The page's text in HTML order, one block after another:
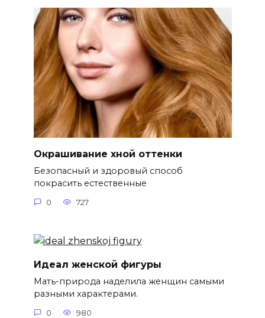
Окрашивание хной оттенки
Безопасный и здоровый способ
покрасить естественные
0 727
Идеал женской фигуры
Мать-природа наделила женщин самыми
разными характерами.
0 980